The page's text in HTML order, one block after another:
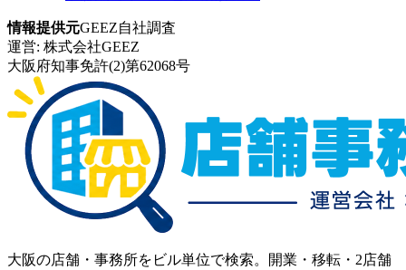
情報提供元GEEZ自社調査
運営: 株式会社GEEZ
大阪府知事免許(2)第62068号
大阪の店舗・事務所をビル単位で検索。開業・移転・2店舗